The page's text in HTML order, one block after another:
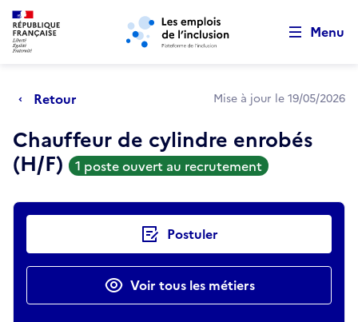
Aller au menu principal Aller au contenu principal
Menu
Retour Mise à jour le 19/05/2026
Chauffeur de cylindre enrobés
(H/F) 1 poste ouvert au recrutement
Actions rapides Postuler
Voir tous les métiers
Retour au début de la page
Panneau de gestion des cookies